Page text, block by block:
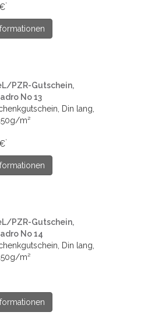
*
PZR-Gutschein,
No 13
Din lang,
m²
*
PZR-Gutschein,
No 14
Din lang,
m²